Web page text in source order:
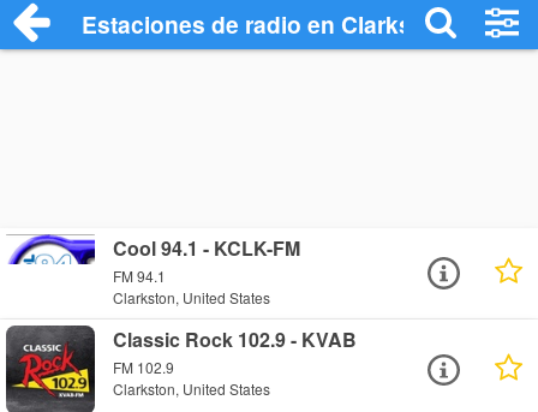
Estaciones de radio en Clarkston -
Cool 94.1 - KCLK-FM
FM 94.1
Clarkston, United States
Classic Rock 102.9 - KVAB
FM 102.9
Clarkston, United States